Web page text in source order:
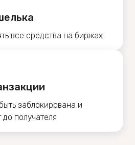
все средства на биржах
заблокирована и
получателя